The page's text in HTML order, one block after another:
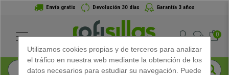
Envío gratis Devolución 30 días Garantía 3 años
0
Utilizamos cookies propias y de terceros para analizar
el tráfico en nuestra web mediante la obtención de los
datos necesarios para estudiar su navegación. Puede